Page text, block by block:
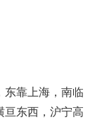
东靠上海，南临
亘东西，沪宁高